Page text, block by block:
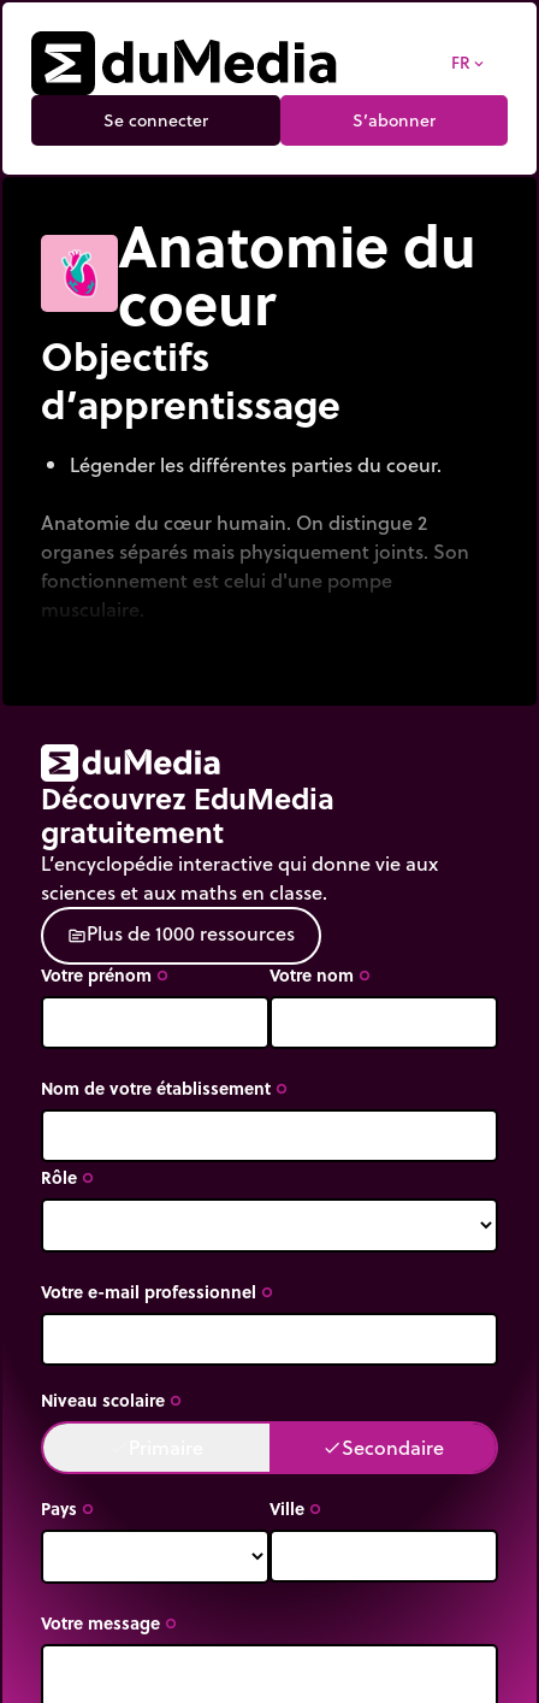
FR expand_more
Se connecter S’abonner
Anatomie du
coeur
Objectifs
d’apprentissage
Légender les différentes parties du coeur.
Anatomie du cœur humain. On distingue 2
organes séparés mais physiquement joints. Son
fonctionnement est celui d'une pompe
musculaire.
Découvrez EduMedia
gratuitement
L’encyclopédie interactive qui donne vie aux
sciences et aux maths en classe.
sourcePlusde1000 ressources
Votre prénom trip_origin Votre nom trip_origin
Nom de votre établissement trip_origin
Rôle trip_origin
Votre e-mail professionnel trip_origin
Niveau scolaire trip_origin
doneSecondaire
Pays trip_origin Ville trip_origin
Votre message trip_origin